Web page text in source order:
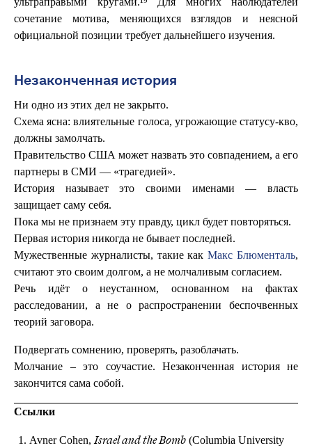
сочетание мотива, меняющихся взглядов и неясной
официальной позиции требует дальнейшего изучения.
Незаконченная история
Ни одно из этих дел не закрыто.
Схема ясна: влиятельные голоса, угрожающие статусу-кво,
должны замолчать.
Правительство США может назвать это совпадением, а его
партнеры в СМИ — «трагедией».
История называет это своими именами — власть
защищает саму себя.
Пока мы не признаем эту правду, цикл будет повторяться.
Первая история никогда не бывает последней.
Мужественные журналисты, такие какМакс Блюменталь,
считают это своим долгом, а не молчаливым согласием.
Речь идёт о неустанном, основанном на фактах
расследовании, а не о распространении беспочвенных
теорий заговора.
Подвергать сомнению, проверять, разоблачать.
Молчание – это соучастие. Незаконченная история не
закончится сама собой.
Ссылки
Avner Cohen, Israel and the Bomb (Columbia University